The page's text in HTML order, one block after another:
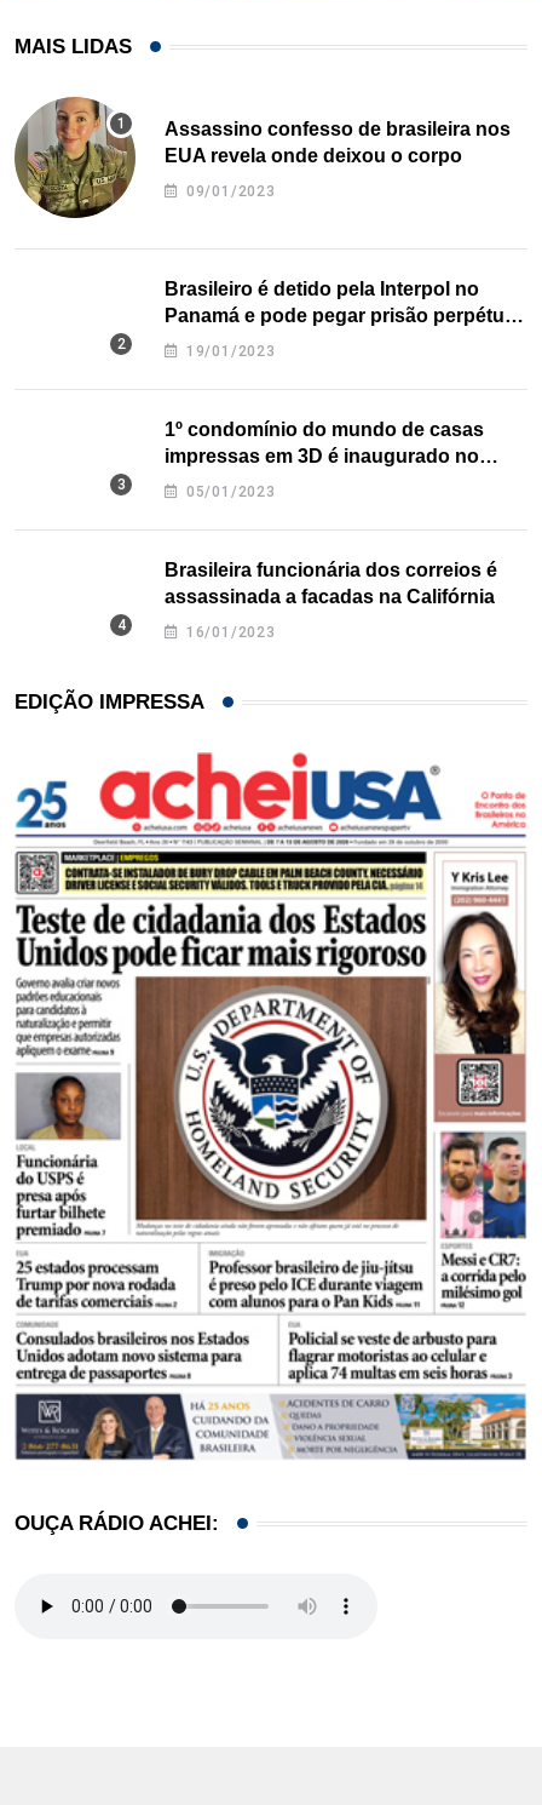
MAIS LIDAS
Assassino confesso de brasileira nos
EUA revela onde deixou o corpo
09/01/2023
Brasileiro é detido pela Interpol no
Panamá e pode pegar prisão perpétua
nos EUA
19/01/2023
1º condomínio do mundo de casas
impressas em 3D é inaugurado no
Texas
05/01/2023
Brasileira funcionária dos correios é
assassinada a facadas na Califórnia
16/01/2023
EDIÇÃO IMPRESSA
OUÇA RÁDIO ACHEI: